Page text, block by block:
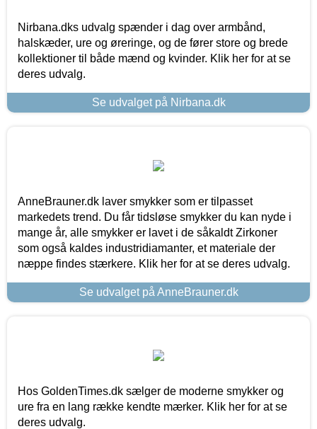
Nirbana.dks udvalg spænder i dag over armbånd,
halskæder, ure og øreringe, og de fører store og brede
kollektioner til både mænd og kvinder. Klik her for at se
deres udvalg.
Se udvalget på Nirbana.dk
AnneBrauner.dk laver smykker som er tilpasset
markedets trend. Du får tidsløse smykker du kan nyde i
mange år, alle smykker er lavet i de såkaldt Zirkoner
som også kaldes industridiamanter, et materiale der
næppe findes stærkere. Klik her for at se deres udvalg.
Se udvalget på AnneBrauner.dk
Hos GoldenTimes.dk sælger de moderne smykker og
ure fra en lang række kendte mærker. Klik her for at se
deres udvalg.